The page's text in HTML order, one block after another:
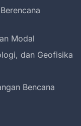
Modal
dan Geofisika
Bencana